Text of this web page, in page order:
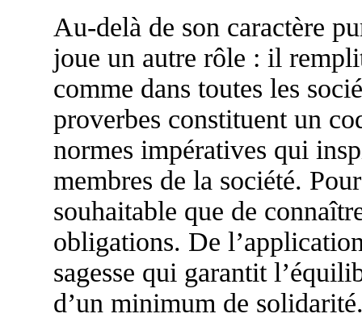
Au-delà de son caractère
joue un autre rôle : il
comme dans toutes les
proverbes constituent un
normes impératives qui
membres de la société.
souhaitable que de
obligations. De
sagesse qui garantit
d’un minimum de